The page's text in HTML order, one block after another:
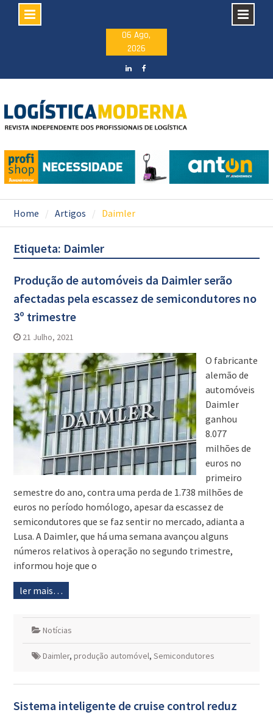
06 Ago,
2026
Home Artigos Daimler
Etiqueta: Daimler
Produção de automóveis da Daimler serão
afectadas pela escassez de semicondutores no
3º trimestre
21 Julho, 2021
O fabricante
alemão de
automóveis
Daimler
ganhou
8.077
milhões de
euros no
primeiro
semestre do ano, contra uma perda de 1.738 milhões de
euros no período homólogo, apesar da escassez de
semicondutores que se faz sentir no mercado, adianta a
Lusa. A Daimler, que há uma semana avançou alguns
números relativos à operação no segundo trimestre,
informou hoje que o
ler mais…
Notícias
Daimler, produção automóvel, Semicondutores
Sistema inteligente de cruise control reduz